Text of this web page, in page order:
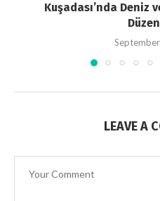
Kuşadası’nda Deniz
LEAVE A